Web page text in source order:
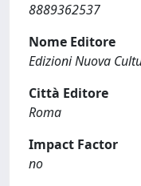
8889362537
Nome Editore
Edizioni Nuova
Città Editore
Roma
Impact Factor
no